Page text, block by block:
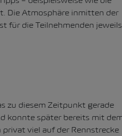
Die Atmosphäre inmitten der
für die Teilnehmenden
zu diesem Zeitpunkt gerade
konnte später bereits mit
viel auf der Rennstrecke